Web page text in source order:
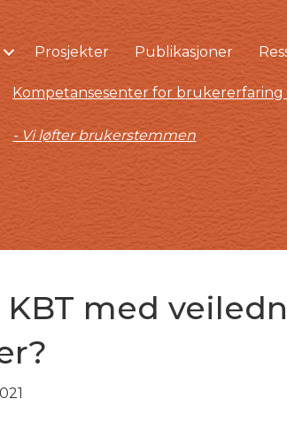
Prosjekter Publikasjoner
Kompetansesenter for
- Vi løfter brukerstemmen
med